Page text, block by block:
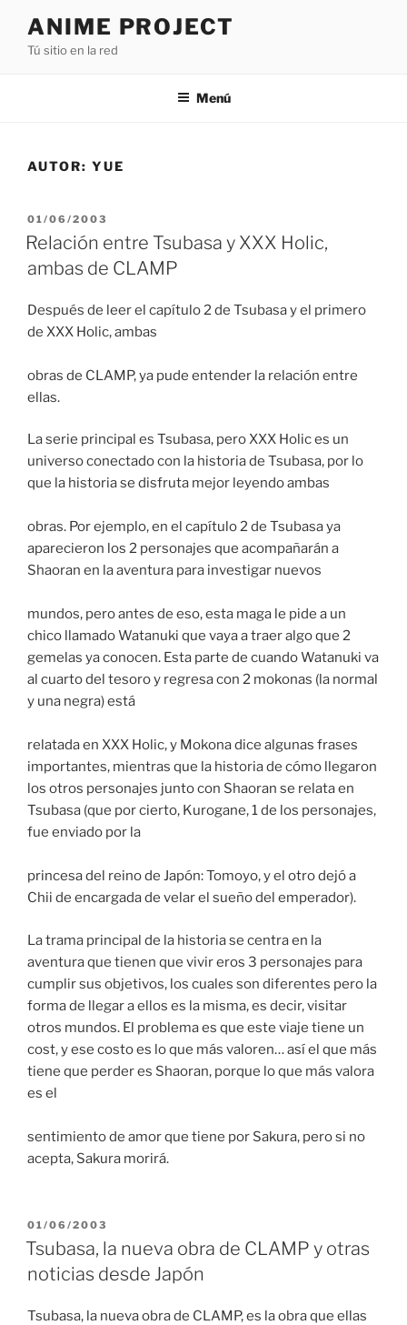
contenido
ANIME PROJECT
Tú sitio en la red
Menú
AUTOR: YUE
PUBLICADO
EL
01/06/2003
Relación entre Tsubasa y XXX Holic,
ambas de CLAMP
Después de leer el capítulo 2 de Tsubasa y el primero
de XXX Holic, ambas
obras de CLAMP, ya pude entender la relación entre
ellas.
La serie principal es Tsubasa, pero XXX Holic es un
universo conectado con la historia de Tsubasa, por lo
que la historia se disfruta mejor leyendo ambas
obras. Por ejemplo, en el capítulo 2 de Tsubasa ya
aparecieron los 2 personajes que acompañarán a
Shaoran en la aventura para investigar nuevos
mundos, pero antes de eso, esta maga le pide a un
chico llamado Watanuki que vaya a traer algo que 2
gemelas ya conocen. Esta parte de cuando Watanuki va
al cuarto del tesoro y regresa con 2 mokonas (la normal
y una negra) está
relatada en XXX Holic, y Mokona dice algunas frases
importantes, mientras que la historia de cómo llegaron
los otros personajes junto con Shaoran se relata en
Tsubasa (que por cierto, Kurogane, 1 de los personajes,
fue enviado por la
princesa del reino de Japón: Tomoyo, y el otro dejó a
Chii de encargada de velar el sueño del emperador).
La trama principal de la historia se centra en la
aventura que tienen que vivir eros 3 personajes para
cumplir sus objetivos, los cuales son diferentes pero la
forma de llegar a ellos es la misma, es decir, visitar
otros mundos. El problema es que este viaje tiene un
cost, y ese costo es lo que más valoren… así el que más
tiene que perder es Shaoran, porque lo que más valora
es el
sentimiento de amor que tiene por Sakura, pero si no
acepta, Sakura morirá.
PUBLICADO
EL
01/06/2003
Tsubasa, la nueva obra de CLAMP y otras
noticias desde Japón
Tsubasa, la nueva obra de CLAMP, es la obra que ellas